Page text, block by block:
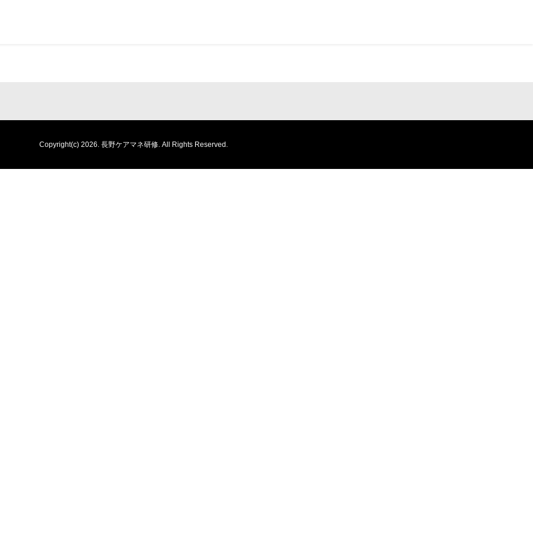
Copyright(c) 2026. 長野ケアマネ研修. All Rights Reserved.